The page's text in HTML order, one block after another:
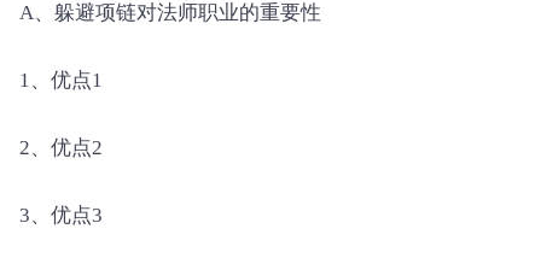
A、躲避项链对法师职业的重要性
1、优点1
2、优点2
3、优点3